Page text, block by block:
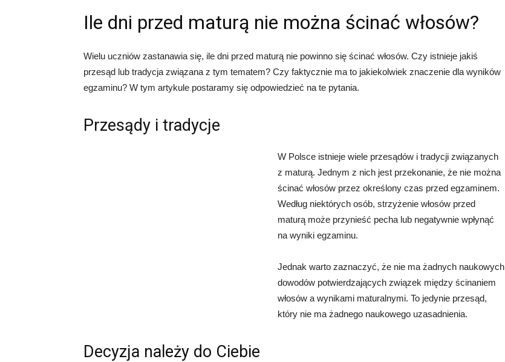
Ile dni przed maturą nie można ścinać włosów?
Wielu uczniów zastanawia się, ile dni przed maturą nie powinno się ścinać włosów. Czy istnieje jakiś
przesąd lub tradycja związana z tym tematem? Czy faktycznie ma to jakiekolwiek znaczenie dla wyników
egzaminu? W tym artykule postaramy się odpowiedzieć na te pytania.
Przesądy i tradycje
W Polsce istnieje wiele przesądów i tradycji związanych
z maturą. Jednym z nich jest przekonanie, że nie można
ścinać włosów przez określony czas przed egzaminem.
Według niektórych osób, strzyżenie włosów przed
maturą może przynieść pecha lub negatywnie wpłynąć
na wyniki egzaminu.
Jednak warto zaznaczyć, że nie ma żadnych naukowych
dowodów potwierdzających związek między ścinaniem
włosów a wynikami maturalnymi. To jedynie przesąd,
który nie ma żadnego naukowego uzasadnienia.
Decyzja należy do Ciebie